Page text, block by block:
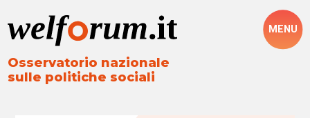
Osservatorio nazionale
sulle politiche sociali
MENU